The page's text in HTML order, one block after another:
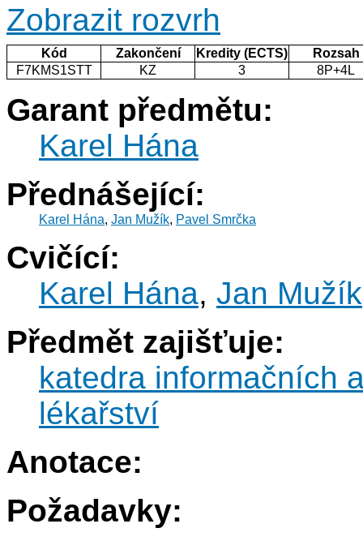
Zobrazit rozvrh
Kód Zakončení Kredity (ECTS)
Rozsah
F7KMS1STT
KZ 3 8P+4L
Garant předmětu:
Karel Hána
Přednášející:
Karel Hána, Jan Mužík, Pavel Smrčka
Cvičící:
Karel Hána, Jan Mužík
Předmět zajišťuje:
katedra informačních
lékařství
Anotace:
Požadavky: